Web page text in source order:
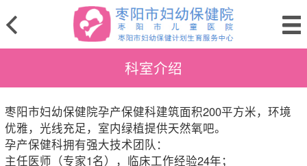
科室介绍
枣阳市妇幼保健院孕产保健科建筑面积200平方米，环境
优雅，光线充足，室内绿植提供天然氧吧。
孕产保健科拥有强大技术团队：
主任医师（专家1名），临床工作经验24年；